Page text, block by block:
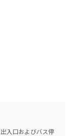
入口およびバス停